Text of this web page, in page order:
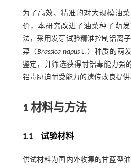
为了高效、精准的对大规模油
价，本研究改进了油菜种子萌
法，采用发芽试验精准控制铝离
菜（ Brassica napusL.）种质的萌
鉴定，并筛选获得耐铝毒能力强
铝毒胁迫耐受能力的遗传改良提供
1 材料与方法
1.1 试验材料
供试材料为国内外收集的甘蓝型